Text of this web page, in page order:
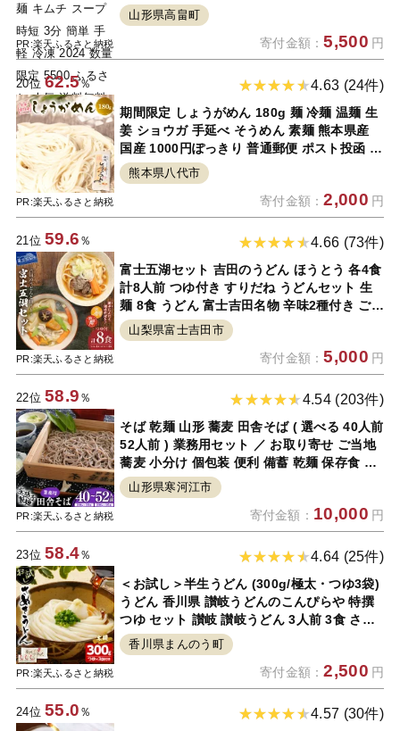
PR:楽天ふるさと納税
時短 3分 簡単 手軽 冷凍 2024 数量限定 5500
ふるさと 人気 送料無料 F20B-021
山形県高畠町
寄付金額：5,500 円
20位62.5％
PR:楽天ふるさと納税
4.63 (24件)
期間限定 しょうがめん 180g 麺 冷麺 温麺 生
姜 ショウガ 手延べ そうめん 素麺 熊本県産
国産 1000円ぽっきり 普通郵便 ポスト投函 送
料無料
熊本県八代市
寄付金額：2,000 円
21位59.6 ％
PR:楽天ふるさと納税
4.66 (73件)
富士五湖セット 吉田のうどん ほうとう 各4食
計8人前 つゆ付き すりだね うどんセット 生
麺 8食 うどん 富士吉田名物 辛味2種付き ご当
地グルメ 太麺 郷土料理 山梨 富士吉田 吉田の
うどん
山梨県富士吉田市
寄付金額：5,000 円
22位58.9 ％
PR:楽天ふるさと納税
4.54 (203件)
そば 乾麺 山形 蕎麦 田舎そば ( 選べる 40人前
52人前 ) 業務用セット ／ お取り寄せ ご当地
蕎麦 小分け 個包装 便利 備蓄 乾麺 保存食 常
温 保管 人気 大容量 お昼ご飯 昼食 夕食 夜食
東北 山形 国内製造 安孫子製麺 ふるさと納税
山形県寒河江市
寄付金額： 10,000 円
23位58.4％
PR:楽天ふるさと納税
4.64 (25件)
＜お試し＞半生うどん (300g/極太・つゆ3袋)
うどん 香川県 讃岐うどんのこんぴらや 特撰
つゆ セット 讃岐 讃岐うどん 3人前 3食 さぬ
き 半生 小麦 麺 老舗 釜玉 醤油 ぶっかけうど
ん 釜揚げ 名産品 コシ 常温 常温保存
【man163】【こんぴらや販売】
香川県まんのう町
寄付金額：2,500 円
24位55.0 ％ 4.57 (30件)